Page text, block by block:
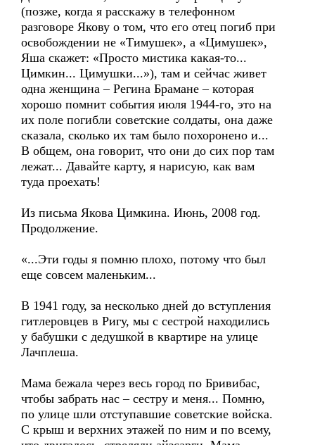
(позже, когда я расскажу в телефонном
разговоре Якову о том, что его отец погиб при
освобождении не «Тимушек», а «Цимушек»,
Яша скажет: «Просто мистика какая-то...
Цимкин... Цимушки...»), там и сейчас живет
одна женщина – Регина Брамане – которая
хорошо помнит события июля 1944-го, это на
их поле погибли советские солдаты, она даже
сказала, сколько их там было похоронено и...
В общем, она говорит, что они до сих пор там
лежат... Давайте карту, я нарисую, как вам
туда проехать!
Из письма Якова Цимкина. Июнь, 2008 год.
Продолжение.
«...Эти годы я помню плохо, потому что был
еще совсем маленьким...
В 1941 году, за несколько дней до вступления
гитлеровцев в Ригу, мы с сестрой находились
у бабушки с дедушкой в квартире на улице
Лачплеша.
Мама бежала через весь город по Бривибас,
чтобы забрать нас – сестру и меня... Помню,
по улице шли отступавшие советские войска.
С крыш и верхних этажей по ним и по всему,